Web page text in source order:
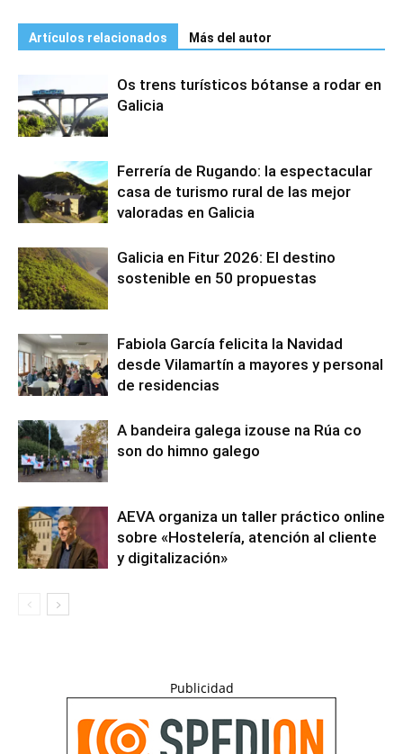
Artículos relacionados Más del autor
Os trens turísticos bótanse a rodar en
Galicia
Ferrería de Rugando: la espectacular
casa de turismo rural de las mejor
valoradas en Galicia
Galicia en Fitur 2026: El destino
sostenible en 50 propuestas
Fabiola García felicita la Navidad
desde Vilamartín a mayores y personal
de residencias
A bandeira galega izouse na Rúa co
son do himno galego
AEVA organiza un taller práctico online
sobre «Hostelería, atención al cliente
y digitalización»
Publicidad